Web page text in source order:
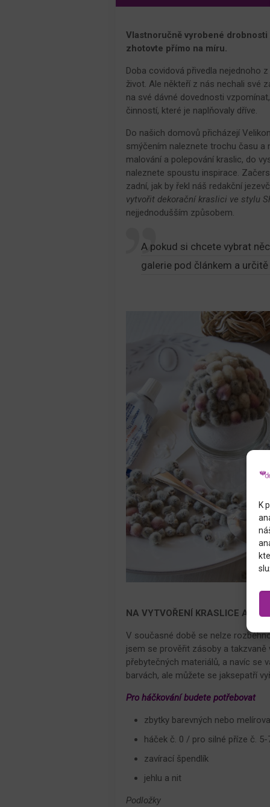
K
Vlastnoručně vyrobené
zhotovte přímo na míru.
Doba covidová přivedla nejednoho
život. Ale někteří z nás nechali své
na své dávné dovednosti
činností, které je naplňovaly dříve.
Do našich domovů přicházejí
smýčením naleznete trochu času a
malování a polepování kraslic, do
naleznete spoustu inspirace.
zadní, jak by řekl náš redakční
vytvořit dekorační kraslici ve stylu
nejjednodušším způsobem.
A pokud si chcete vybrat
galerie pod článkem a určitě
NA VYTVOŘENÍ KRASLICE A
V současné době se nelze
jsem se prověřit zásoby a
přebytečných materiálů, a navíc se
barvách, ale můžete se jaksepatří
Pro háčkování budete potřebovat
zbytky barevných nebo
háček č. 0 / pro silné příze č. 5-
zavírací špendlík
jehlu a nit
Podložky